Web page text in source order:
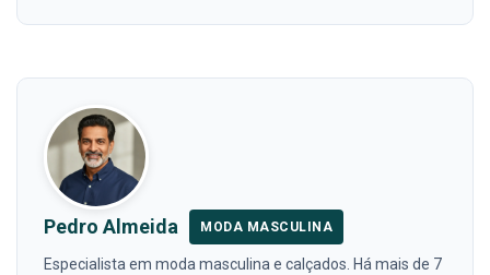
Pedro Almeida MODA MASCULINA
Especialista em moda masculina e calçados. Há mais de 7